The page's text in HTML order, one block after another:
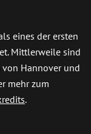
eines der ersten
Mittlerweile sind
von Hannover und
mehr zum
.